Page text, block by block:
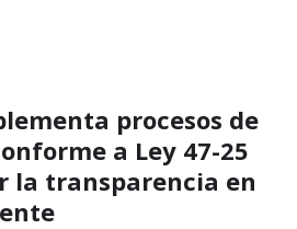
procesos de
a Ley 47-25
la transparencia en